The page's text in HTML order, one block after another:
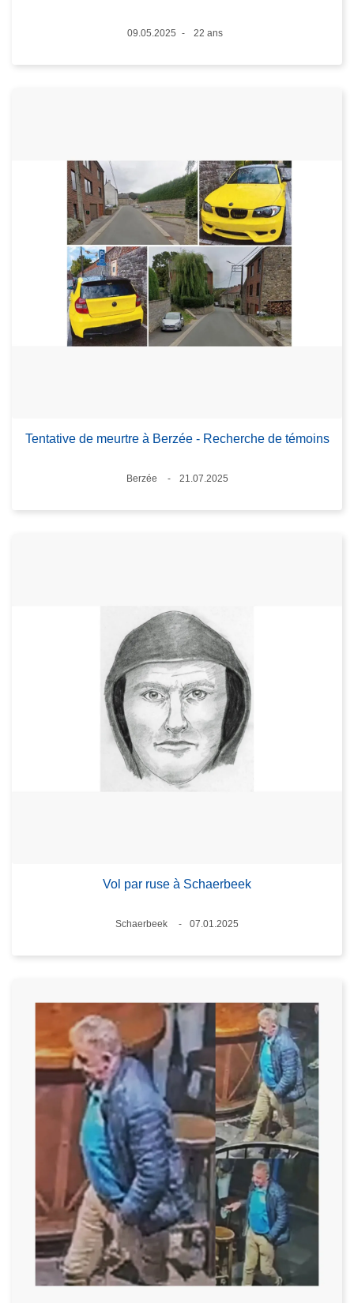
Date
09.05.2025
22 ans
Tentative de meurtre à Berzée - Recherche de témoins
Lieux
Berzée
21.07.2025
Vol par ruse à Schaerbeek
Lieux
Schaerbeek
07.01.2025